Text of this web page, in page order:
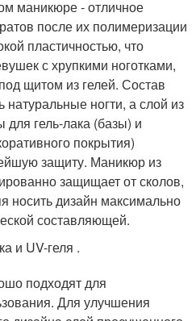
маникюре - отличное
после их полимеризации
пластичностью, что
с хрупкими ноготками,
щитом из гелей. Состав
натуральные ногти, а слой из
для гель-лака (базы) и
покрытия)
защиту. Маникюр из
защищает от сколов,
носить дизайн максимально
составляющей.
и UV-геля .
подходят для
Для улучшения